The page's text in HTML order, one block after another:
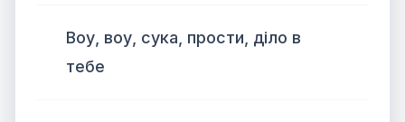
Воу, воу, сука, прости, діло в
тебе